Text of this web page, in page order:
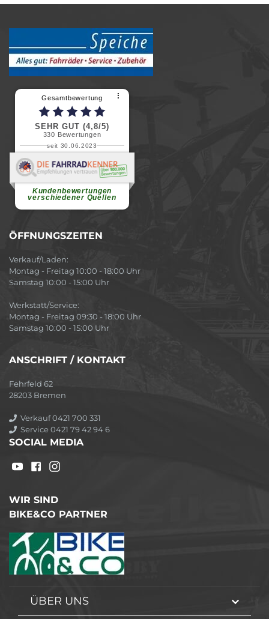
Gesamtbewertung ⠇
SEHR GUT (4,8/5)
330 Bewertungen
seit 30.06.2023
Kundenbewertungen
verschiedener Quellen
Renate H.
Vielen Dank für ein herzliches
ÖFFNUNGSZEITEN
Verkauf/Laden:
Montag - Freitag 10:00 - 18:00 Uhr
Samstag 10:00 - 15:00 Uhr
Werkstatt/Service:
Montag - Freitag 09:30 - 18:00 Uhr
Samstag 10:00 - 15:00 Uhr
ANSCHRIFT / KONTAKT
Fehrfeld 62
28203 Bremen
Verkauf 0421 700 331
Service 0421 79 42 94 6
SOCIAL MEDIA
WIR SIND
BIKE&CO PARTNER
ÜBER UNS